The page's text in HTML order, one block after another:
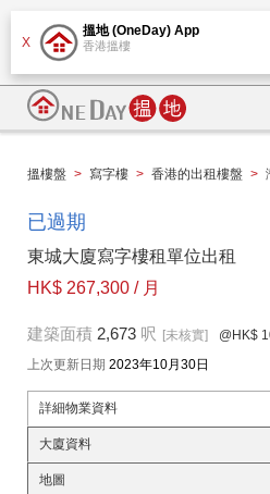
X
搵地 (OneDay) App
香港搵樓
搵樓盤 > 寫字樓 > 香港的出租樓盤 >
已過期
東城大廈寫字樓租單位出租
HK$ 267,300 / 月
建築面積 2,673 呎 [未核實] @HK$
上次更新日期 2023年10月30日
詳細物業資料
大廈資料
地圖